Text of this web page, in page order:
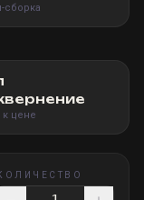
сборка
к цене